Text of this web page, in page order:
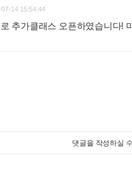
07-14 15:54:44
추가클래스 오픈하였습니다!
댓글을 작성하실